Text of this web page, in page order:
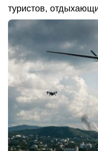
туристов,